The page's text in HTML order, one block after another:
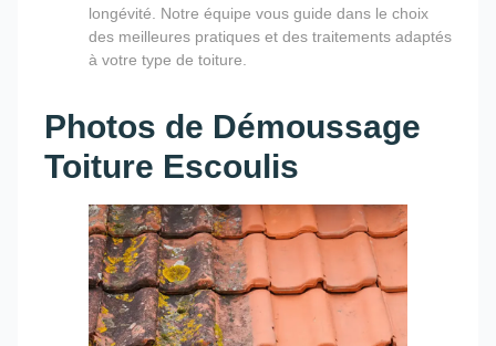
longévité. Notre équipe vous guide dans le choix
des meilleures pratiques et des traitements adaptés
à votre type de toiture.
Photos de Démoussage
Toiture Escoulis